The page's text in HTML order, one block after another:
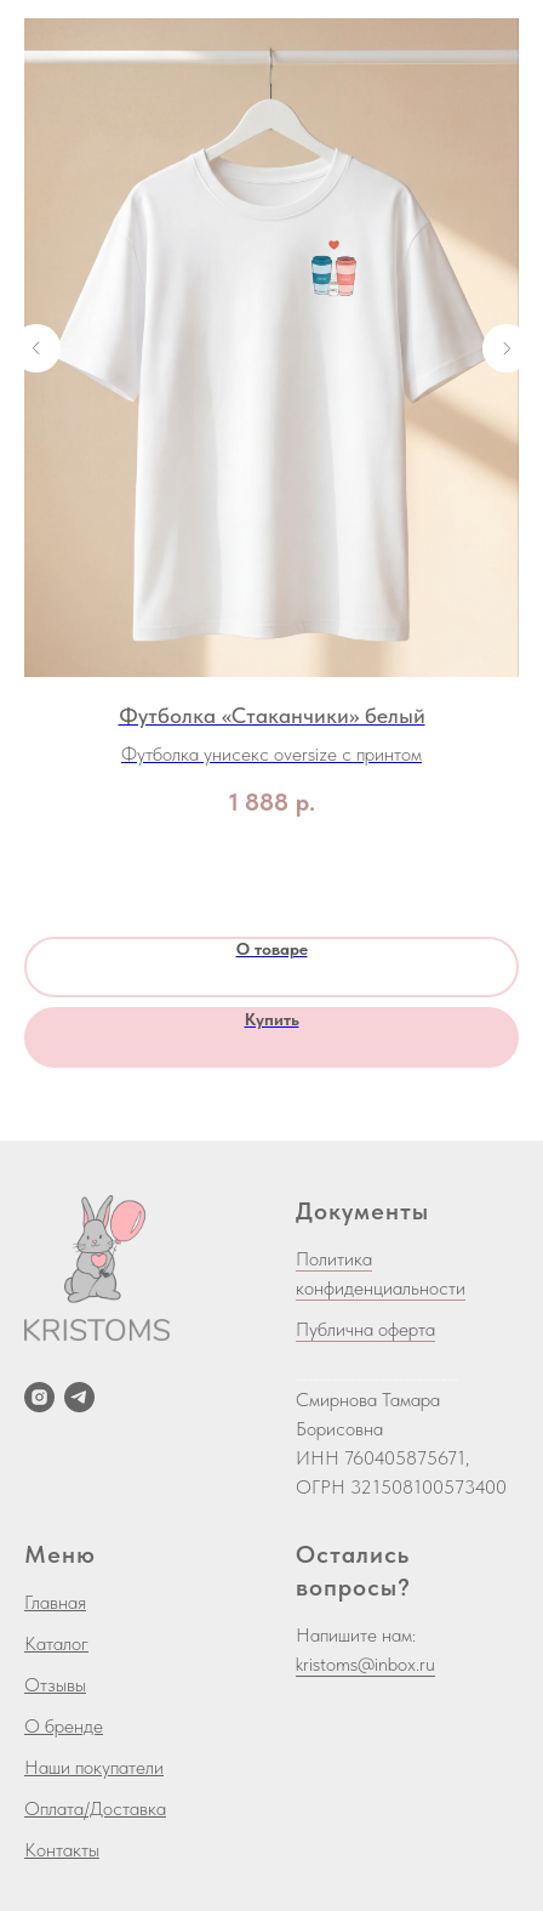
Футболка «Стаканчики» белый
Футболка унисекс oversize с принтом
1 888 р.
О товаре
Купить
Документы
Политика
конфиденциальности
Публична оферта
Смирнова Тамара
Борисовна
ИНН 760405875671,
ОГРН 321508100573400
Меню
Главная
Каталог
Отзывы
О бренде
Наши покупатели
Оплата/Доставка
Контакты
Остались
вопросы?
Напишите нам:
kristoms@inbox.ru